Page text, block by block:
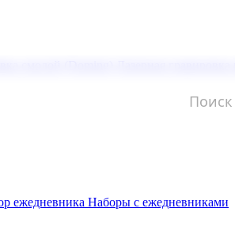
ежедневника Наборы с ежедневниками